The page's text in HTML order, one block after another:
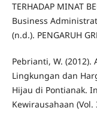
TERHADAP MINAT
Business
(n.d.). PENGARUH
Pebrianti, W.
Lingkungan dan
Hijau di Pontianak.
Kewirausahaan (Vol.